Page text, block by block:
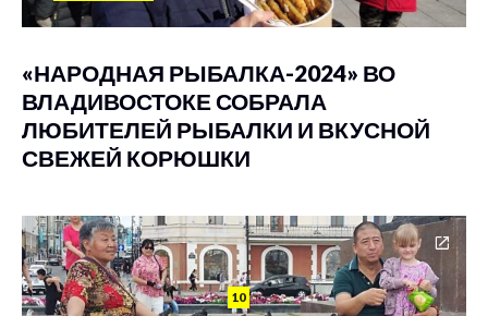
«НАРОДНАЯ РЫБАЛКА-2024» ВО
ВЛАДИВОСТОКЕ СОБРАЛА
ЛЮБИТЕЛЕЙ РЫБАЛКИ И ВКУСНОЙ
СВЕЖЕЙ КОРЮШКИ
10